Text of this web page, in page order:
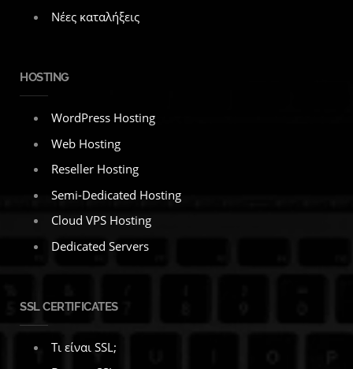
Νέες καταλήξεις
HOSTING
WordPress Hosting
Web Hosting
Reseller Hosting
Semi-Dedicated Hosting
Cloud VPS Hosting
Dedicated Servers
SSL CERTIFICATES
Τι είναι SSL;